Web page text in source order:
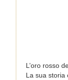
L’oro rosso
La sua